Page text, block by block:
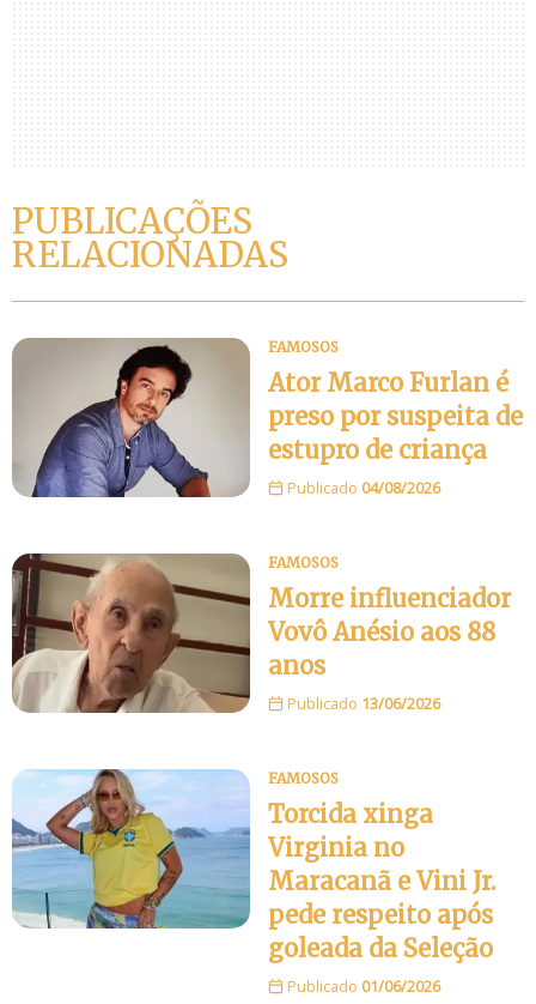
PUBLICAÇÕES
RELACIONADAS
FAMOSOS
Ator Marco Furlan é
preso por suspeita de
estupro de criança
Publicado 04/08/2026
FAMOSOS
Morre influenciador
Vovô Anésio aos 88
anos
Publicado 13/06/2026
FAMOSOS
Torcida xinga
Virginia no
Maracanã e Vini Jr.
pede respeito após
goleada da Seleção
Publicado 01/06/2026